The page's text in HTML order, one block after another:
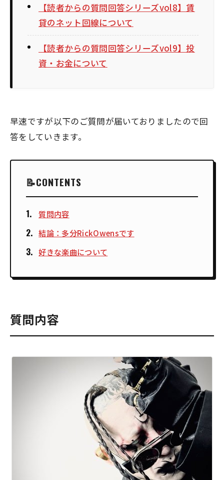
【読者からの質問回答シリーズvol8】賃
貸のネット回線について
【読者からの質問回答シリーズvol9】投
資・お金について
早速ですが以下のご質問が届いておりましたので回
答をしていきます。
CONTENTS
質問内容
結論：多分RickOwensです
好きな楽曲について
質問内容